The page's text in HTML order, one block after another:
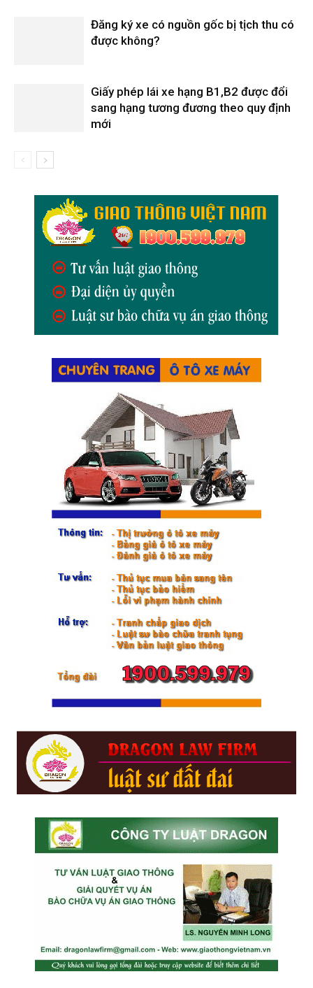
Đăng ký xe có nguồn gốc bị tịch thu có
được không?
Giấy phép lái xe hạng B1,B2 được đổi
sang hạng tương đương theo quy định
mới